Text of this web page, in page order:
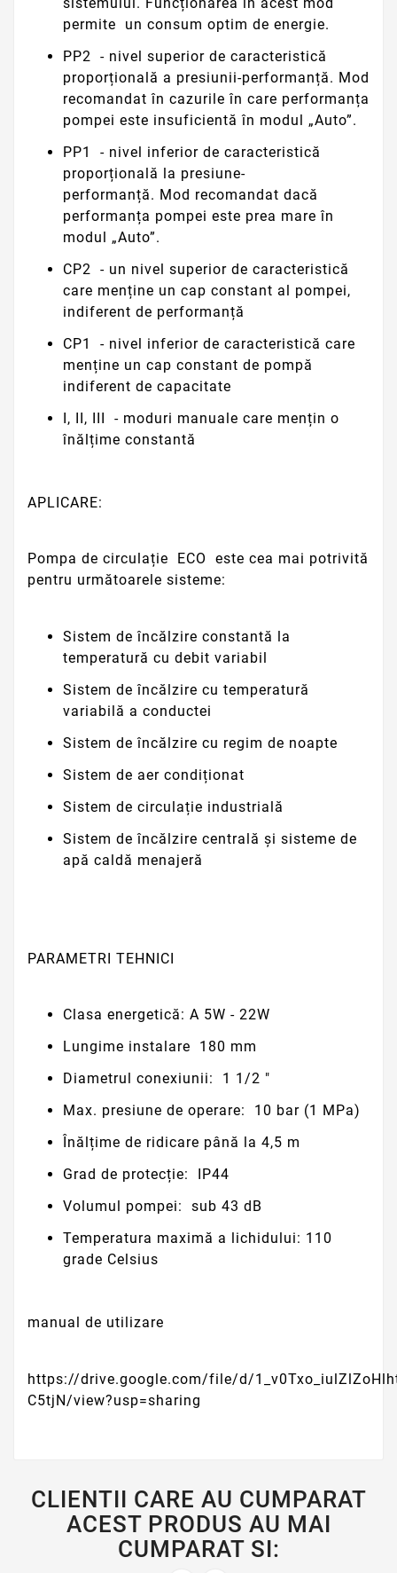
permite un consum optim de energie.
PP2 - nivel superior de caracteristică
proporțională a presiunii-performanță. Mod
recomandat în cazurile în care performanța
pompei este insuficientă în modul „Auto”.
PP1
- nivel inferior de caracteristică
proporțională la presiune-
performanță. Mod recomandat dacă
performanța pompei este prea mare în
modul „Auto”.
CP2 - un nivel superior de caracteristică
care menține un cap constant al pompei,
indiferent de performanță
CP1
- nivel inferior de caracteristică care
menține un cap constant de pompă
indiferent de capacitate
I, II, III
- moduri manuale care mențin o
înălțime constantă
APLICARE:
Pompa de circulație ECO
este cea mai potrivită
pentru următoarele sisteme:
Sistem de încălzire constantă la
temperatură cu debit variabil
Sistem de încălzire cu temperatură
variabilă a conductei
Sistem de încălzire cu regim de noapte
Sistem de aer condiționat
Sistem de circulație industrială
Sistem de încălzire centrală și sisteme de
apă caldă menajeră
PARAMETRI TEHNICI
Clasa energetică: A 5W - 22W
Lungime instalare 180 mm
Diametrul conexiunii: 1 1/2 "
Max. presiune de operare: 10 bar (1 MPa)
Înălțime de ridicare până
la 4,5 m
Grad de protecție:
IP44
Volumul pompei: sub 43 dB
Temperatura maximă a lichidului: 110
grade Celsius
manual de utilizare
https://drive.google.com/file/d/
C5tjN/view?usp=sharing
CLIENTII CARE AU CUMPARAT
ACEST PRODUS AU MAI
CUMPARAT SI: